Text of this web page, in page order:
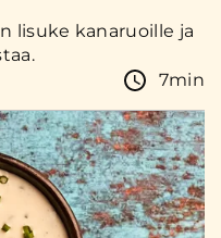
lisuke kanaruoille ja
7min